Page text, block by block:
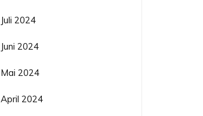
Juli 2024
Juni 2024
Mai 2024
April 2024